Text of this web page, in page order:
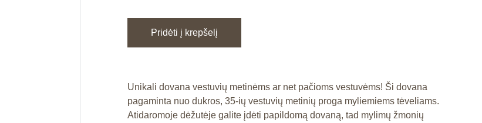
Pridėti į krepšelį
Unikali dovana vestuvių metinėms ar net pačioms vestuvėms! Ši dovana
pagaminta nuo dukros, 35-ių vestuvių metinių proga myliemiems tėveliams.
Atidaromoje dėžutėje galite įdėti papildomą dovaną, tad mylimų žmonių